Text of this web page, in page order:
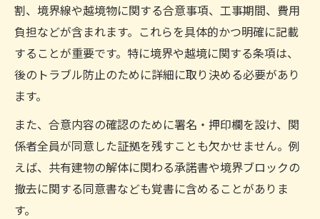
挨拶や説明文例も盛り込む解体覚書の工夫
解体前の現場調査と覚書作成の関係性
近隣対応を徹底する解体覚書の使い方
感
解体覚書で合意事項を明確にする方法
覚書活用でスムーズな解体進行を実現する
割、境界線や越境物に関する合意事項、工事期間、費用
負担などが含まれます。これらを具体的かつ明確に記載
することが重要です。特に境界や越境に関する条項は、
後のトラブル防止のために詳細に取り決める必要があり
ます。
また、合意内容の確認のために署名・押印欄を設け、関
係者全員が同意した証拠を残すことも欠かせません。例
えば、共有建物の解体に関わる承諾書や境界ブロックの
撤去に関する同意書なども覚書に含めることがありま
す。